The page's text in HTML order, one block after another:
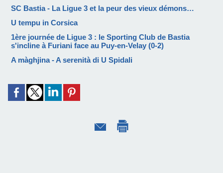
SC Bastia - La Ligue 3 et la peur des vieux démons…
U tempu in Corsica
1ère journée de Ligue 3 : le Sporting Club de Bastia
s'incline à Furiani face au Puy-en-Velay (0-2)
A màghjina - A serenità di U Spidali